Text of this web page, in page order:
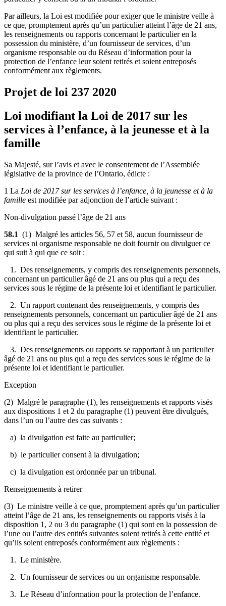
Par ailleurs, la Loi est modifiée pour exiger que le ministre veille à
ce que, promptement après qu’un particulier atteint l’âge de 21 ans,
les renseignements ou rapports concernant le particulier en la
possession du ministère, d’un fournisseur de services, d’un
organisme responsable ou du Réseau d’information pour la
protection de l’enfance leur soient retirés et soient entreposés
conformément aux règlements.
Projet de loi 237 2020
Loi modifiant la Loi de 2017 sur les
services à l’enfance, à la jeunesse et à la
famille
Sa Majesté, sur l’avis et avec le consentement de l’Assemblée
législative de la province de l’Ontario, édicte :
1 La Loi de 2017 sur les services à l’enfance, à la jeunesse et à la
famille est modifiée par adjonction de l’article suivant :
Non-divulgation passé l’âge de 21 ans
58.1 (1) Malgré les articles 56, 57 et 58, aucun fournisseur de
services ni organisme responsable ne doit fournir ou divulguer ce
qui suit à qui que ce soit :
1. Des renseignements, y compris des renseignements personnels,
concernant un particulier âgé de 21 ans ou plus qui a reçu des
services sous le régime de la présente loi et identifiant le particulier.
2. Un rapport contenant des renseignements, y compris des
renseignements personnels, concernant un particulier âgé de 21 ans
ou plus qui a reçu des services sous le régime de la présente loi et
identifiant le particulier.
3. Des renseignements ou rapports se rapportant à un particulier
âgé de 21 ans ou plus qui a reçu des services sous le régime de la
présente loi et identifiant le particulier.
Exception
(2) Malgré le paragraphe (1), les renseignements et rapports visés
aux dispositions 1 et 2 du paragraphe (1) peuvent être divulgués,
dans l’un ou l’autre des cas suivants :
a) la divulgation est faite au particulier;
b) le particulier consent à la divulgation;
c) la divulgation est ordonnée par un tribunal.
Renseignements à retirer
(3) Le ministre veille à ce que, promptement après qu’un particulier
atteint l’âge de 21 ans, les renseignements ou rapports visés à la
disposition 1, 2 ou 3 du paragraphe (1) qui sont en la possession de
l’une ou l’autre des entités suivantes soient retirés à cette entité et
qu’ils soient entreposés conformément aux règlements :
1. Le ministère.
2. Un fournisseur de services ou un organisme responsable.
3. Le Réseau d’information pour la protection de l’enfance.